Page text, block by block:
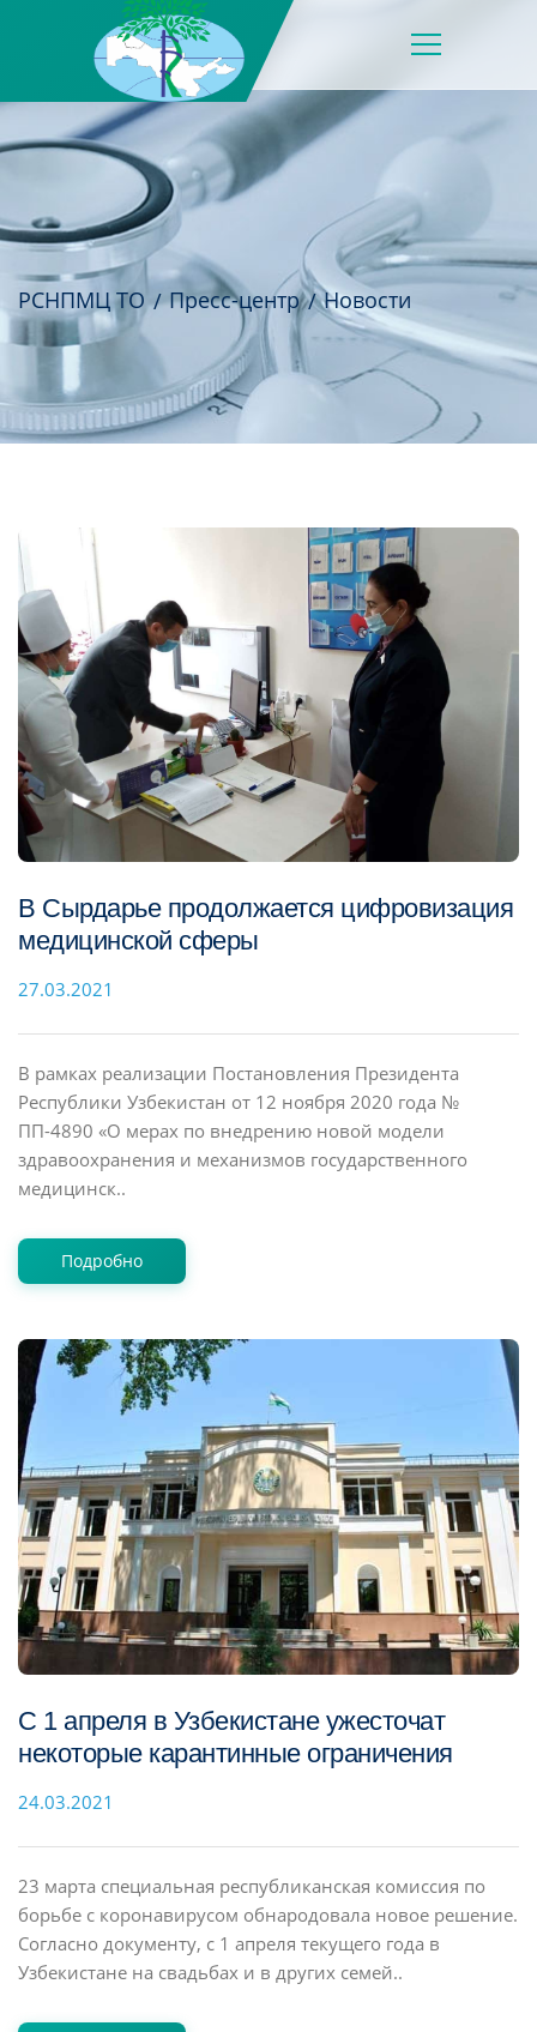
РСНПМЦ ТО Пресс-центр Новости
В Сырдарье продолжается цифровизация
медицинской сферы
27.03.2021
В рамках реализации Постановления Президента
Республики Узбекистан от 12 ноября 2020 года №
ПП-4890 «О мерах по внедрению новой модели
здравоохранения и механизмов государственного
медицинск..
Подробно
С 1 апреля в Узбекистане ужесточат
некоторые карантинные ограничения
24.03.2021
23 марта специальная республиканская комиссия по
борьбе с коронавирусом обнародовала новое решение.
Согласно документу, с 1 апреля текущего года в
Узбекистане на свадьбах и в других семей..